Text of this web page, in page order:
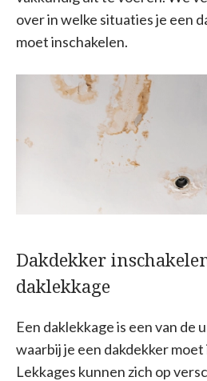
over in welke situaties je een
moet inschakelen.
Dakdekker
daklekkage
Een daklekkage is een van de
waarbij je een dakdekker moet
Lekkages kunnen zich op